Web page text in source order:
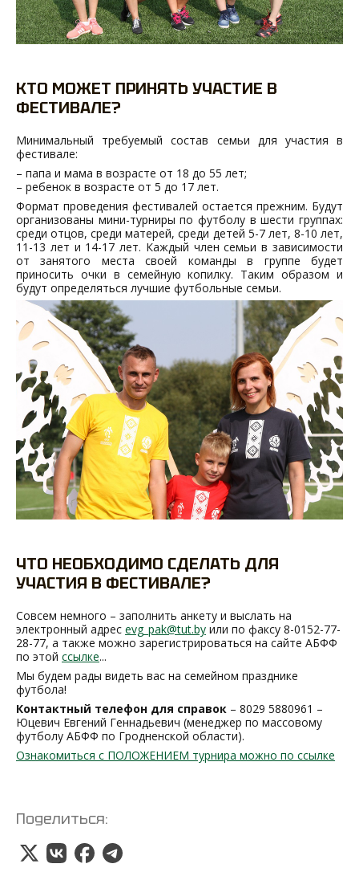
КТО МОЖЕТ ПРИНЯТЬ УЧАСТИЕ В
ФЕСТИВАЛЕ?
Минимальный требуемый состав семьи для участия в
фестивале:
– папа и мама в возрасте от 18 до 55 лет;
– ребенок в возрасте от 5 до 17 лет.
Формат проведения фестивалей остается прежним. Будут
организованы мини-турниры по футболу в шести группах:
среди отцов, среди матерей, среди детей 5-7 лет, 8-10 лет,
11-13 лет и 14-17 лет. Каждый член семьи в зависимости
от занятого места своей команды в группе будет
приносить очки в семейную копилку. Таким образом и
будут определяться лучшие футбольные семьи.
ЧТО НЕОБХОДИМО СДЕЛАТЬ ДЛЯ
УЧАСТИЯ В ФЕСТИВАЛЕ?
Совсем немного – заполнить анкету и выслать на
электронный адрес evg_pak@tut.by или по факсу 8-0152-77-
28-77, а также можно зарегистрироваться на сайте АБФФ
по этой ссылке...
Мы будем рады видеть вас на семейном празднике
футбола!
Контактный телефон для справок – 8029 5880961 –
Юцевич Евгений Геннадьевич (менеджер по массовому
футболу АБФФ по Гродненской области).
Ознакомиться с ПОЛОЖЕНИЕМ турнира можно по ссылке
Поделиться: